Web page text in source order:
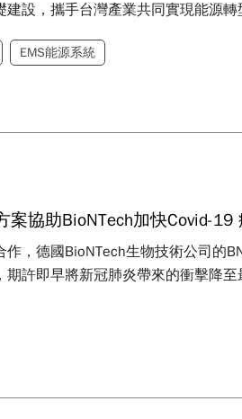
設，攜手台灣產業共同實現能源轉
EMS能源系統
協助BioNTech加快Covid-19
，德國BioNTech生物技術公司的
許即早將新冠肺炎帶來的衝擊降至